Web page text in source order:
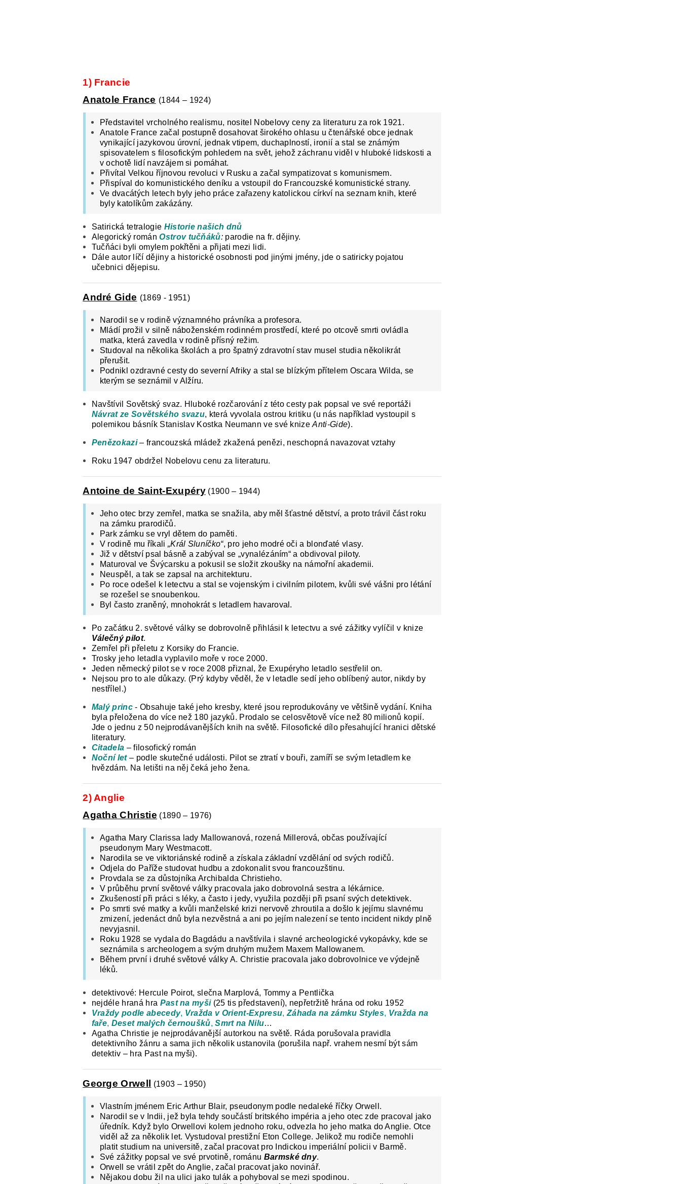
1) Francie
Anatole France (1844 – 1924)
Představitel vrcholného realismu, nositel Nobelovy ceny za literaturu za rok 1921.
Anatole France začal postupně dosahovat širokého ohlasu u čtenářské obce jednak
vynikající jazykovou úrovní, jednak vtipem, duchaplností, ironií a stal se známým
spisovatelem s filosofickým pohledem na svět, jehož záchranu viděl v hluboké lidskosti a
v ochotě lidí navzájem si pomáhat.
Přivítal Velkou říjnovou revoluci v Rusku a začal sympatizovat s komunismem.
Přispíval do komunistického deníku a vstoupil do Francouzské komunistické strany.
Ve dvacátých letech byly jeho práce zařazeny katolickou církví na seznam knih, které
byly katolíkům zakázány.
Satirická tetralogie Historie našich dnů
Alegorický románOstrov tučňáků: parodie na fr. dějiny.
Tučňáci byli omylem pokřtěni a přijati mezi lidi.
Dále autor líčí dějiny a historické osobnosti pod jinými jmény, jde o satiricky pojatou
učebnici dějepisu.
André Gide (1869 - 1951)
Narodil se v rodině významného právníka a profesora.
Mládí prožil v silně náboženském rodinném prostředí, které po otcově smrti ovládla
matka, která zavedla v rodině přísný režim.
Studoval na několika školách a pro špatný zdravotní stav musel studia několikrát
přerušit.
Podnikl ozdravné cesty do severní Afriky a stal se blízkým přítelem Oscara Wilda, se
kterým se seznámil v Alžíru.
Navštívil Sovětský svaz. Hluboké rozčarování z této cesty pak popsal ve své reportáži
Návrat ze Sovětského svazu, která vyvolala ostrou kritiku (u nás například vystoupil s
polemikou básník Stanislav Kostka Neumann ve své knizeAnti-Gide).
Penězokazi – francouzská mládež zkažená penězi, neschopná navazovat vztahy
Roku 1947 obdržel Nobelovu cenu za literaturu.
Antoine de Saint-Exupéry(1900 – 1944)
Jeho otec brzy zemřel, matka se snažila, aby měl šťastné dětství, a proto trávil část roku
na zámku prarodičů.
Park zámku se vryl dětem do paměti.
V rodině mu říkali „Král Sluníčko“, pro jeho modré oči a blonďaté vlasy.
Již v dětství psal básně a zabýval se „vynalézáním“ a obdivoval piloty.
Maturoval ve Švýcarsku a pokusil se složit zkoušky na námořní akademii.
Neuspěl, a tak se zapsal na architekturu.
Po roce odešel k letectvu a stal se vojenským i civilním pilotem, kvůli své vášni pro létání
se rozešel se snoubenkou.
Byl často zraněný, mnohokrát s letadlem havaroval.
Po začátku 2. světové války se dobrovolně přihlásil k letectvu a své zážitky vylíčil v knize
Válečný pilot.
Zemřel při přeletu z Korsiky do Francie.
Trosky jeho letadla vyplavilo moře v roce 2000.
Jeden německý pilot se v roce 2008 přiznal, že Exupéryho letadlo sestřelil on.
Nejsou pro to ale důkazy. (Prý kdyby věděl, že v letadle sedí jeho oblíbený autor, nikdy by
nestřílel.)
Malý princ- Obsahuje také jeho kresby, které jsou reprodukovány ve většině vydání. Kniha
byla přeložena do více než 180 jazyků. Prodalo se celosvětově více než 80 milionů kopií.
Jde o jednu z 50 nejprodávanějších knih na světě. Filosofické dílo přesahující hranici dětské
literatury.
Citadela – filosofický román
Noční let– podle skutečné události. Pilot se ztratí v bouři, zamíří se svým letadlem ke
hvězdám. Na letišti na něj čeká jeho žena.
2) Anglie
Agatha Christie (1890 – 1976)
Agatha Mary Clarissa lady Mallowanová, rozená Millerová, občas používající
pseudonym Mary Westmacott.
Narodila se ve viktoriánské rodině a získala základní vzdělání od svých rodičů.
Odjela do Paříže studovat hudbu a zdokonalit svou francouzštinu.
Provdala se za důstojníka Archibalda Christieho.
V průběhu první světové války pracovala jako dobrovolná sestra a lékárnice.
Zkušeností při práci s léky, a často i jedy, využila později při psaní svých detektivek.
Po smrti své matky a kvůli manželské krizi nervově zhroutila a došlo k jejímu slavnému
zmizení, jedenáct dnů byla nezvěstná a ani po jejím nalezení se tento incident nikdy plně
nevyjasnil.
Roku 1928 se vydala do Bagdádu a navštívila i slavné archeologické vykopávky, kde se
seznámila s archeologem a svým druhým mužem Maxem Mallowanem.
Během první i druhé světové války A. Christie pracovala jako dobrovolnice ve výdejně
léků.
detektivové: Hercule Poirot, slečna Marplová, Tommy a Pentlička
nejdéle hraná hra Past na myši (25 tis představení), nepřetržitě hrána od roku 1952
Vraždy podle abecedy, Vražda v Orient-Expresu, Záhada na zámku Styles, Vražda na
faře, Deset malých černoušků,Smrt na Nilu…
Agatha Christie je nejprodávanější autorkou na světě. Ráda porušovala pravidla
detektivního žánru a sama jich několik ustanovila (porušila např. vrahem nesmí být sám
detektiv – hra Past na myši).
George Orwell (1903 – 1950)
Vlastním jménem Eric Arthur Blair, pseudonym podle nedaleké říčky Orwell.
Narodil se v Indii, jež byla tehdy součástí britského impéria a jeho otec zde pracoval jako
úředník. Když bylo Orwellovi kolem jednoho roku, odvezla ho jeho matka do Anglie. Otce
viděl až za několik let. Vystudoval prestižní Eton College. Jelikož mu rodiče nemohli
platit studium na universitě, začal pracovat pro Indickou imperiální policii v Barmě.
Své zážitky popsal ve své prvotině, románu Barmskédny.
Orwell se vrátil zpět do Anglie, začal pracovat jako novinář.
Nějakou dobu žil na ulici jako tulák a pohyboval se mezi spodinou.